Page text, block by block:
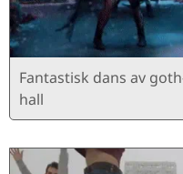
Fantastisk dans av
hall